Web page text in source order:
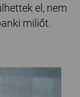
el, nem
miliőt.